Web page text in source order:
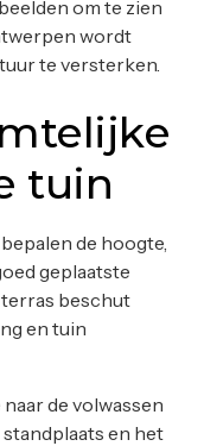
om te zien
wordt
te versterken.
tuin
de hoogte,
geplaatste
beschut
en tuin
de volwassen
en het